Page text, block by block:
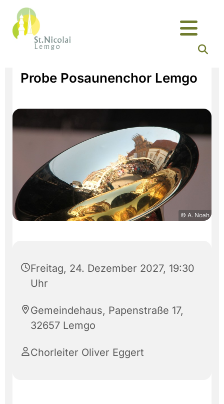
Probe Posaunenchor Lemgo
© A. Noah
Freitag, 24. Dezember 2027, 19:30
Uhr
Gemeindehaus, Papenstraße 17,
32657 Lemgo
Chorleiter Oliver Eggert